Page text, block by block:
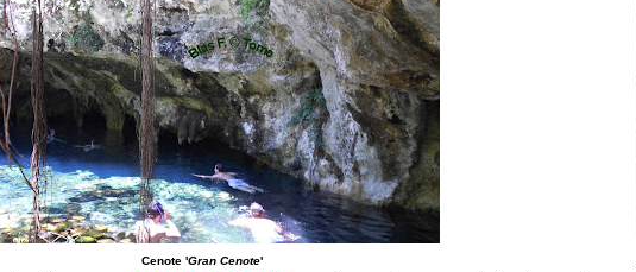
Cenote 'Gran Cenote'